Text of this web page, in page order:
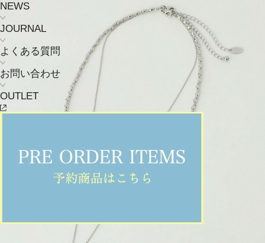
NEWS
JOURNAL
よくある質問
お問い合わせ
OUTLET